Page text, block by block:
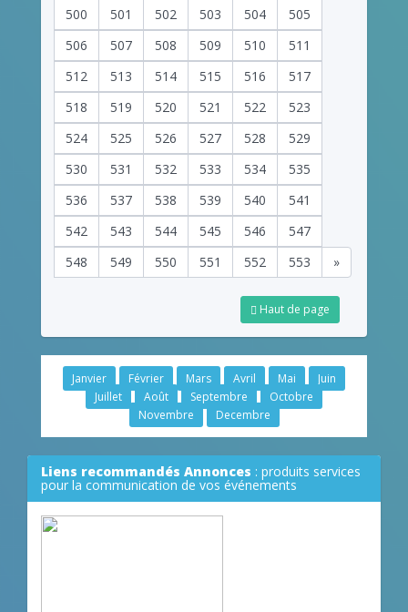
500 501 502 503 504
505
506
507 508 509 510
511
512
513 514 515 516
517
518
519 520 521 522
523
524
525 526 527 528
529
530
531 532 533 534
535
536
537 538 539 540
541
542
543 544 545 546
547
548
549 550 551 552 553 »
Haut de page
Janvier Février Mars Avril Mai
Juin
Juillet
Août Septembre
Octobre
Novembre
Decembre
Liens recommandés Annonces : produits services
pour la communication de vos événements